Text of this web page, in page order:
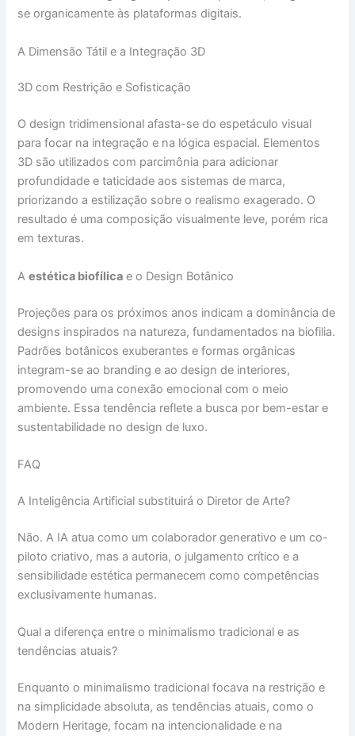
se organicamente às plataformas digitais.
A Dimensão Tátil e a Integração 3D
3D com Restrição e Sofisticação
O design tridimensional afasta-se do espetáculo visual
para focar na integração e na lógica espacial. Elementos
3D são utilizados com parcimônia para adicionar
profundidade e taticidade aos sistemas de marca,
priorizando a estilização sobre o realismo exagerado. O
resultado é uma composição visualmente leve, porém rica
em texturas.
Aestética biofílica e o Design Botânico
Projeções para os próximos anos indicam a dominância de
designs inspirados na natureza, fundamentados na biofilia.
Padrões botânicos exuberantes e formas orgânicas
integram-se ao branding e ao design de interiores,
promovendo uma conexão emocional com o meio
ambiente. Essa tendência reflete a busca por bem-estar e
sustentabilidade no design de luxo.
FAQ
A Inteligência Artificial substituirá o Diretor de Arte?
Não. A IA atua como um colaborador generativo e um co-
piloto criativo, mas a autoria, o julgamento crítico e a
sensibilidade estética permanecem como competências
exclusivamente humanas.
Qual a diferença entre o minimalismo tradicional e as
tendências atuais?
Enquanto o minimalismo tradicional focava na restrição e
na simplicidade absoluta, as tendências atuais, como o
Modern Heritage, focam na intencionalidade e na